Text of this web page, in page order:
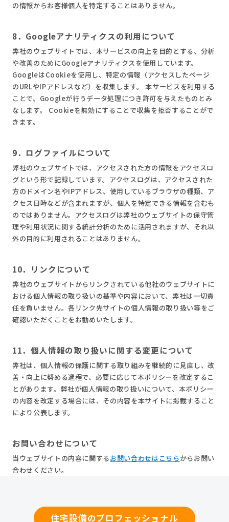
の情報からお客様個人を特定することはありません。
8．Googleアナリティクスの利用について
弊社のウェブサイトでは、本サービスの向上を目的とする、分析
や改善のためにGoogleアナリティクスを使用しています。
GoogleはCookieを使用し、特定の情報（アクセスしたページ
のURLやIPアドレスなど）を収集します。 本サービスを利用する
ことで、Googleが行うデータ処理につき許可を与えたものとみ
なします。 Cookieを無効にすることで収集を拒否することがで
きます。
9．ログファイルについて
弊社のウェブサイトでは、アクセスされた方の情報をアクセスロ
グという形で記録しています。アクセスログは、アクセスされた
方のドメイン名やIPアドレス、使用しているブラウザの種類、ア
クセス日時などが含まれますが、個人を特定できる情報を含むも
のではありません。アクセスログは弊社のウェブサイトの保守管
理や利用状況に関する統計分析のために活用されますが、それ以
外の目的に利用されることはありません。
10．リンクについて
弊社のウェブサイトからリンクされている他社のウェブサイトに
おける個人情報の取り扱いの基準や内容において、弊社は一切責
任を負いません。各リンク先サイトの個人情報の取り扱い等をご
確認いただくことをお勧めいたします。
11．個人情報の取り扱いに関する変更について
弊社は、個人情報の保護に関する取り組みを継続的に見直し、改
善・向上に努める過程で、必要に応じて本ポリシーを改定するこ
とがあります。弊社が個人情報の取り扱いについて、本ポリシー
の内容を改定する場合には、その内容を本サイトに掲載すること
により公表します。
お問い合わせについて
当ウェブサイトの内容に関するお問い合わせはこちらからお問い
合わせください。
住宅設備のプロフェッショナル